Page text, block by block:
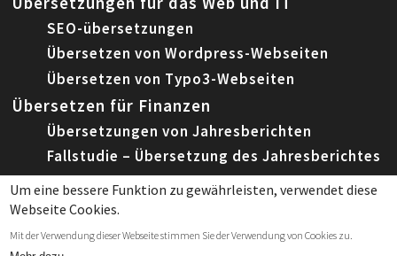
SEO-übersetzungen
Übersetzen von Wordpress-Webseiten
Übersetzen von Typo3-Webseiten
Übersetzen für Finanzen
Übersetzungen von Jahresberichten
Fallstudie – Übersetzung des Jahresberichtes
© 2026 Leemeta, Spezialisierte Fachübersetzungen
Um eine bessere Funktion zu gewährleisten, verwendet diese
Webseite Cookies.
Mit der Verwendung dieser Webseite stimmen Sie der Verwendung von Cookies zu.